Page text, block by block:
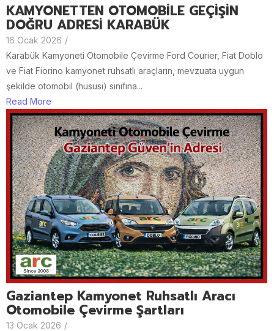
KAMYONETTEN OTOMOBİLE GEÇİŞİN
DOĞRU ADRESİ KARABÜK
16 Ocak 2026 /
Karabük Kamyoneti Otomobile Çevirme Ford Courier, Fiat Doblo
ve Fiat Fiorino kamyonet ruhsatlı araçların, mevzuata uygun
şekilde otomobil (hususi) sınıfına...
Read More
Gaziantep Kamyonet Ruhsatlı Aracı
Otomobile Çevirme Şartları
13 Ocak 2026 /